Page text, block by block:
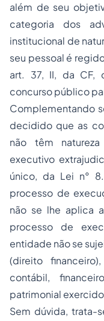
além de seu
categoria dos
institucional de
seu pessoal é
art. 37, II, da CF,
concurso público
Complementando
decidido que as
não têm
executivo
único, da Lei n°
processo de
não se lhe aplica
processo de
entidade não se
(direito
contábil,
patrimonial
Sem dúvida, trata-